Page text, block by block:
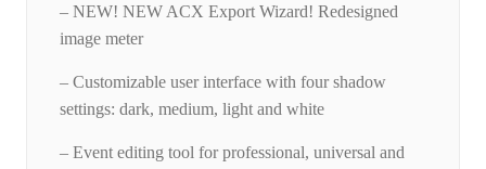
– NEW! NEW ACX Export Wizard! Redesigned
image meter
– Customizable user interface with four shadow
settings: dark, medium, light and white
– Event editing tool for professional, universal and